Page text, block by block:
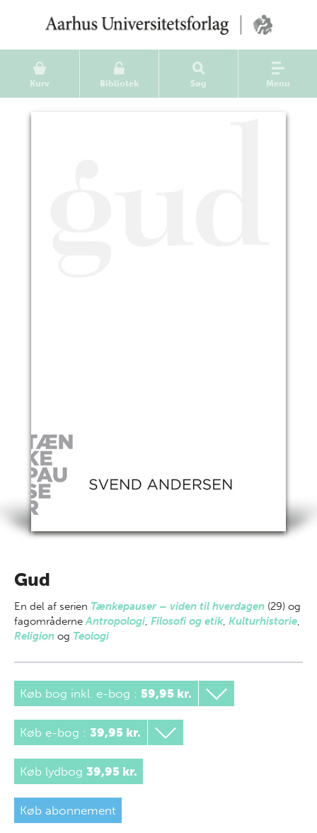
Kurv Bibliotek Søg Menu
Gud
En del af serien Tænkepauser – viden til hverdagen (29) og
fagområderneAntropologi, Filosofi og etik, Kulturhistorie,
Religion og Teologi
Køb bog inkl. e-bog : 59,95 kr.
Køb e-bog : 39,95 kr.
Køb lydbog 39,95 kr.
Køb abonnement